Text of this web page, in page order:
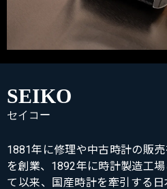
SEIKO
セイコー
1881年に修理や中古時計の販
を創業、1892年に時計製造工
て以来、国産時計を牽引する